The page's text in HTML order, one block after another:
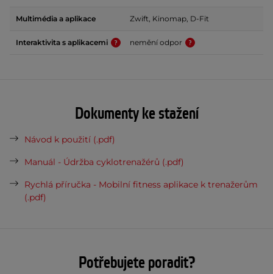
Multimédia a aplikace Zwift, Kinomap, D-Fit
Interaktivita s aplikacemi nemění odpor
Dokumenty ke stažení
Návod k použití (.pdf)
Manuál - Údržba cyklotrenažérů (.pdf)
Rychlá příručka - Mobilní fitness aplikace k trenažerům
(.pdf)
Potřebujete poradit?